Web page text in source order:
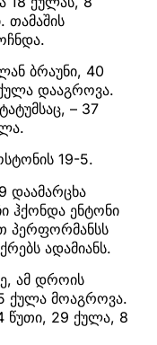
თამაშის
ბრაუნი, 40
დააგროვა.
– 37
19-5.
დაამარცხა
ჰქონდა ენტონი
პერფორმანსს
ადამიანს.
ამ დროის
ქულა მოაგროვა.
წუთი, 29 ქულა, 8